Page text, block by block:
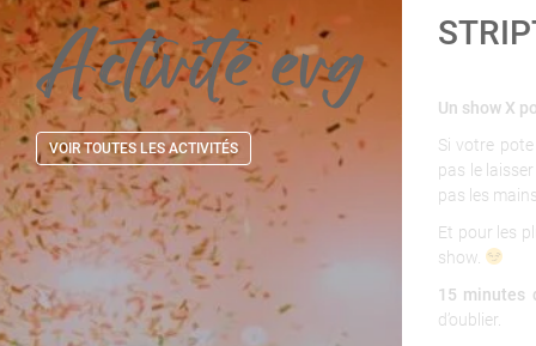
Activitéevg
VOIR TOUTES LES ACTIVITÉS
Un show X
Si votre
pas le
pas les
Et pour les
show.
15 minutes
d’oublier.